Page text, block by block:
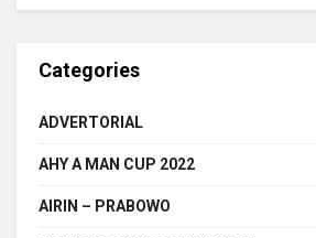
Categories
ADVERTORIAL
AHY A MAN CUP 2022
AIRIN – PRABOWO